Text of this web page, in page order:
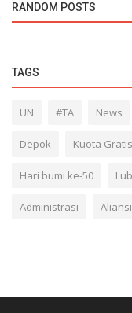
RANDOM POSTS
Jalanan
TAGS
UN #TA News
Depok Kuota Gratis
Hari bumi ke-50
Administrasi